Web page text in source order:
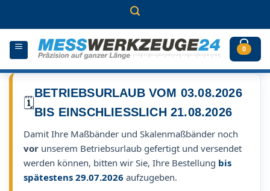
0
🗓️
BETRIEBSURLAUB VOM 03.08.2026
BIS EINSCHLIESSLICH 21.08.2026
Damit Ihre Maßbänder und Skalenmaßbänder noch
vor unserem Betriebsurlaub gefertigt und versendet
werden können, bitten wir Sie, Ihre Bestellung bis
spätestens 29.07.2026 aufzugeben.